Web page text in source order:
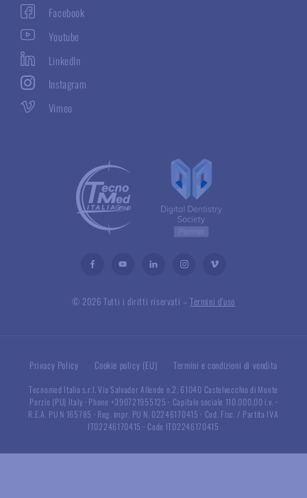
© 2026 Tutti i diritti riservati –Termini d’uso
Facebook
Youtube
LinkedIn
Instagram
Vimeo
Privacy Policy Cookie policy (EU) Termini e condizioni di vendita
Tecnomed Italia s.r.l. Via Salvador Allende n.2, 61040 Castelvecchio di Monte
Porzio (PU) Italy · Phone +390721955125· Capitale sociale 110.000,00 i.v. ·
R.E.A. PU N 165785 · Reg. impr. PU N. 02246170415· Cod. Fisc. / Partita IVA
IT02246170415 · Code IT02246170415